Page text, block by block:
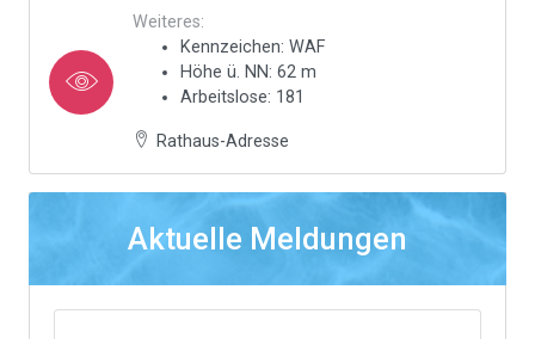
Weiteres:
Kennzeichen: WAF
Höhe ü. NN: 62 m
Arbeitslose: 181
Rathaus-Adresse
Aktuelle Meldungen